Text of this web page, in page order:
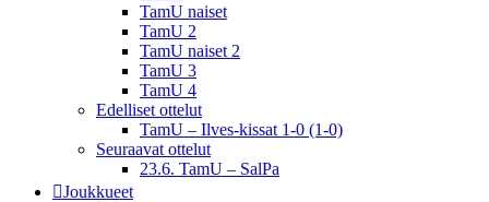
TamU naiset
TamU 2
TamU naiset 2
TamU 3
TamU 4
Edelliset ottelut
TamU – Ilves-kissat 1-0 (1-0)
Seuraavat ottelut
23.6. TamU – SalPa
Joukkueet